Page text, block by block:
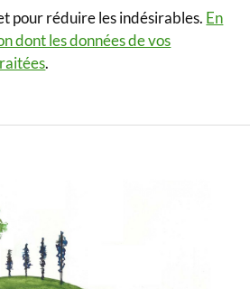
pour réduire les indésirables. En
dont les données de vos
.